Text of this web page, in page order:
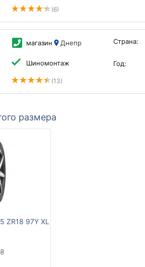
(6)
магазин Днепр
Шиномонтаж
(13)
Страна:
Год:
размера
ZR18 97Y XL
₴